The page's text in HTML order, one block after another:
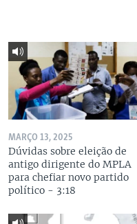
MARÇO 13, 2025
Dúvidas sobre eleição de
antigo dirigente do MPLA
para chefiar novo partido
político - 3:18